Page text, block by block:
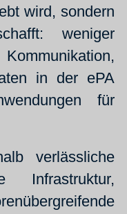
wird, sondern
weniger
in der ePA
für
verlässliche
Infrastruktur,